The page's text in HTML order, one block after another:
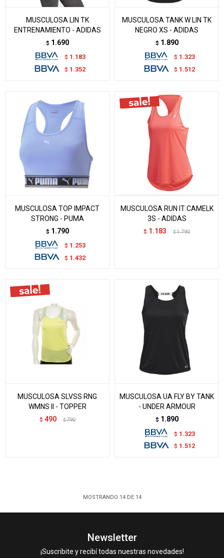
MUSCULOSA LIN TK
ENTRENAMIENTO - ADIDAS
$ 1.690
$ 1.183
$ 1.352
MUSCULOSA TANK W LIN TK
NEGRO XS - ADIDAS
$ 1.890
$ 1.323
$ 1.512
MUSCULOSA TOP IMPACT
STRONG - PUMA
$ 1.790
$ 1.253
$ 1.432
MUSCULOSA RUN IT CAMELK
3S - ADIDAS
$ 1.183 $ 1.790
MUSCULOSA SLVSS RNG
WMNS II - TOPPER
$ 490 $ 790
MUSCULOSA UA FLY BY TANK
- UNDER ARMOUR
$ 1.890
$ 1.323
$ 1.512
MOSTRANDO 14DE 14
Newsletter
¡Suscribite y recibí todas nuestras novedades!